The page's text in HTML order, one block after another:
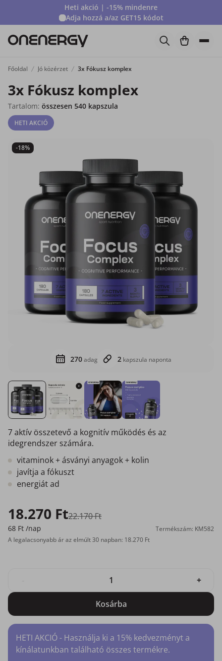
Heti akció | -15% mindenre
Adja hozzá a/az GET15 kódot
Főoldal Jó közérzet 3x Fókusz komplex
3x Fókusz komplex
Tartalom: összesen 540 kapszula
HETI AKCIÓ
-18%
270adag 2 kapszula naponta
7 aktív összetevő a kognitív működés és az
idegrendszer számára.
vitaminok + ásványi anyagok + kolin
javítja a fókuszt
energiát ad
18.270 Ft22.170 Ft
68 Ft /nap
Termékszám: KM582
A legalacsonyabb ár az elmúlt 30 napban: 18.270 Ft
+
Kosárba
HETI AKCIÓ - Használja ki a 15% kedvezményt a
kínálatunkban található összes termékre.